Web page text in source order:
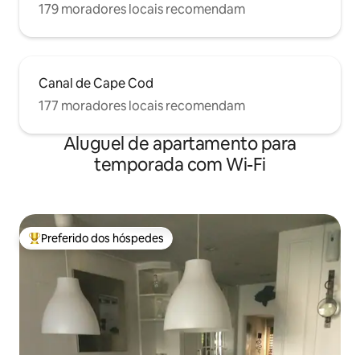
179 moradores locais recomendam
Canal de Cape Cod
177 moradores locais recomendam
Aluguel de apartamento para
temporada com Wi-Fi
Entre os melhores preferidos dos hóspedes
Preferido dos hóspedes